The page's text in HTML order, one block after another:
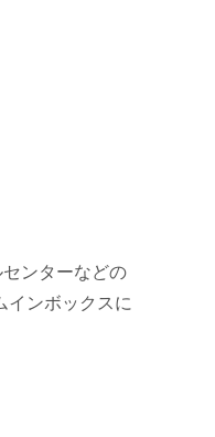
ンターなどの
インボックスに